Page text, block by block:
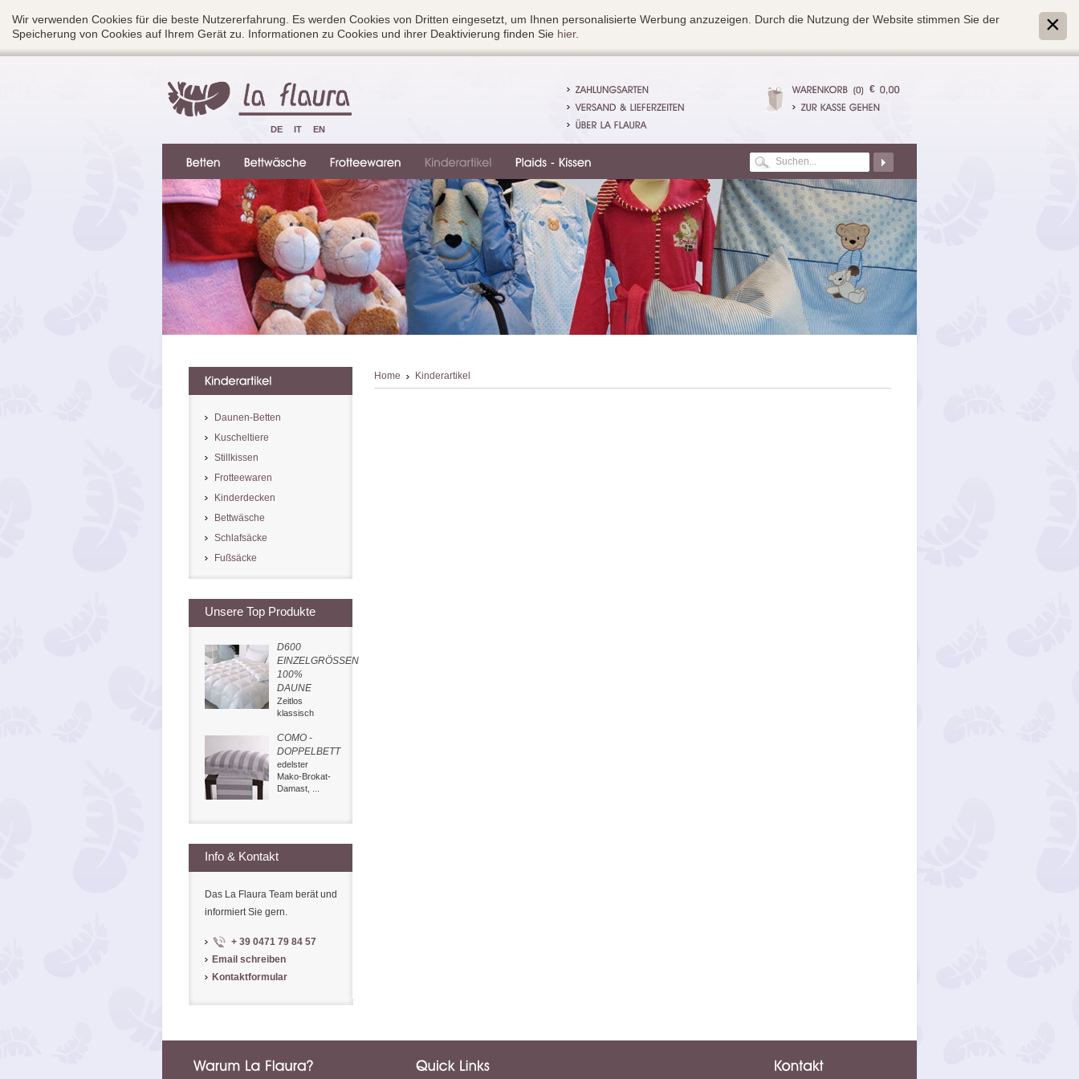
Wir verwenden Cookies für die beste Nutzererfahrung. Es werden Cookies von Dritten eingesetzt, um Ihnen personalisierte Werbung anzuzeigen. Durch die Nutzung der Website stimmen Sie der
Speicherung von Cookies auf Ihrem Gerät zu. Informationen zu Cookies und ihrer Deaktivierung finden Sie hier.
Home Kinderartikel
Daunen-Betten
Kuscheltiere
Stillkissen
Frotteewaren
Kinderdecken
Bettwäsche
Schlafsäcke
Fußsäcke
Unsere Top Produkte
D600
EINZELGRÖSSEN
100%
DAUNE
Zeitlos
klassisch
COMO -
DOPPELBETT
edelster
Mako-Brokat-
Damast, ...
Info & Kontakt
Das La Flaura Team berät und
informiert Sie gern.
+ 39 0471 79 84 57
Email schreiben
Kontaktformular
DE IT EN
€